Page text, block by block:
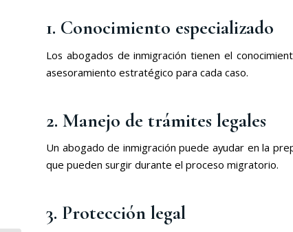
1. Conocimiento especializado
Los abogados de inmigración tienen el
asesoramiento estratégico para cada caso.
2. Manejo de trámites legales
Un abogado de inmigración puede ayudar en la
que pueden surgir durante el proceso migratorio.
3. Protección legal